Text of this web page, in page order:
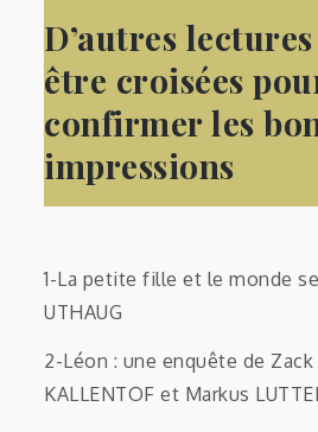
D’autres
être croisées
confirmer les
impressions
1-La petite fille et le monde
UTHAUG
2-Léon : une enquête de
KALLENTOF et Markus